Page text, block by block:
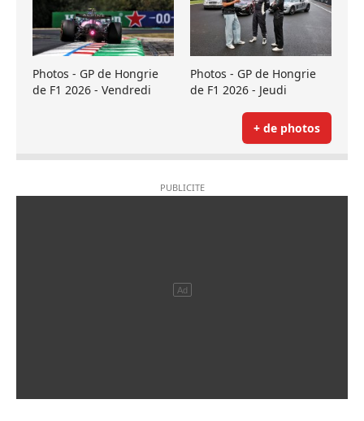
Photos - GP de Hongrie
de F1 2026 - Vendredi
Photos - GP de Hongrie
de F1 2026 - Jeudi
+ de photos